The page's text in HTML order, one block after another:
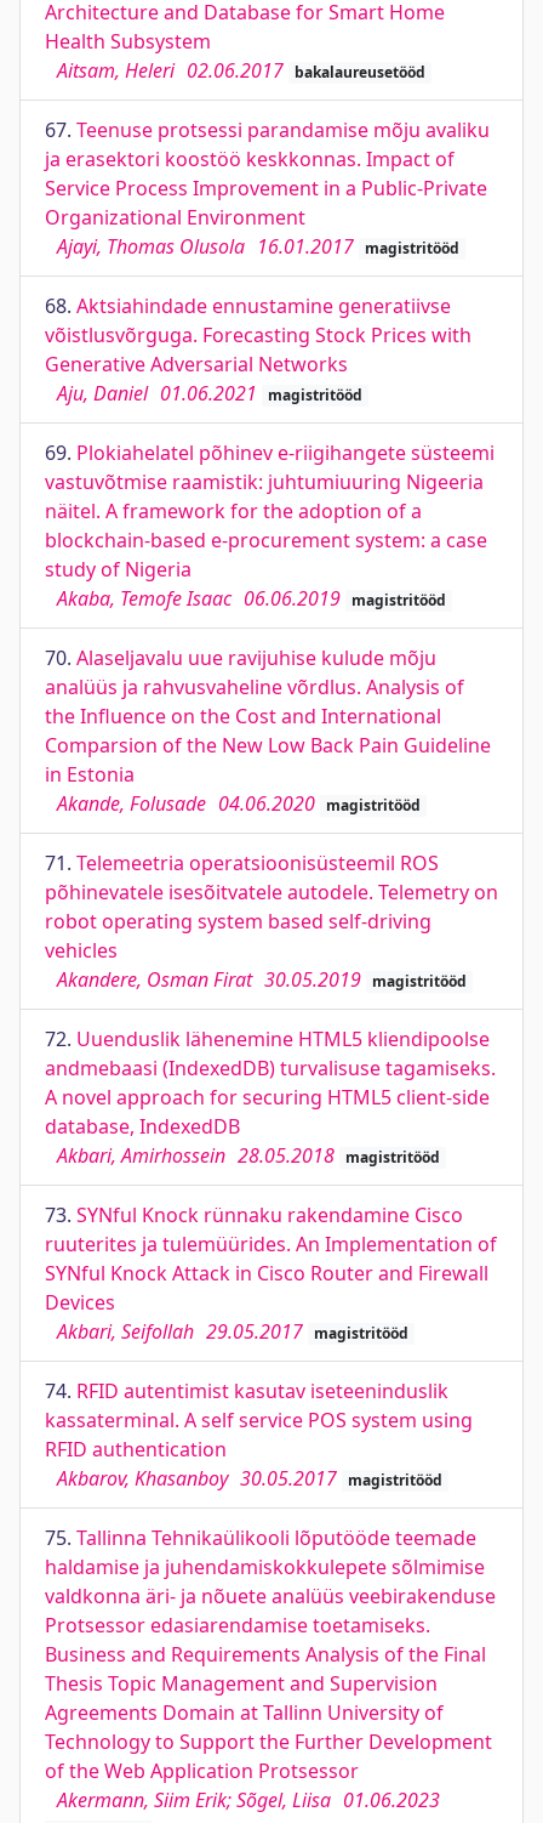
Architecture and Database for Smart Home
Health Subsystem
Aitsam, Heleri 02.06.2017 bakalaureusetööd
67. Teenuse protsessi parandamise mõju avaliku
ja erasektori koostöö keskkonnas. Impact of
Service Process Improvement in a Public-Private
Organizational Environment
Ajayi, Thomas Olusola 16.01.2017 magistritööd
68. Aktsiahindade ennustamine generatiivse
võistlusvõrguga. Forecasting Stock Prices with
Generative Adversarial Networks
Aju, Daniel 01.06.2021 magistritööd
69. Plokiahelatel põhinev e-riigihangete süsteemi
vastuvõtmise raamistik: juhtumiuuring Nigeeria
näitel. A framework for the adoption of a
blockchain-based e-procurement system: a case
study of Nigeria
Akaba, Temofe Isaac 06.06.2019 magistritööd
70. Alaseljavalu uue ravijuhise kulude mõju
analüüs ja rahvusvaheline võrdlus. Analysis of
the Influence on the Cost and International
Comparsion of the New Low Back Pain Guideline
in Estonia
Akande, Folusade 04.06.2020 magistritööd
71. Telemeetria operatsioonisüsteemil ROS
põhinevatele isesõitvatele autodele. Telemetry on
robot operating system based self-driving
vehicles
Akandere, Osman Firat 30.05.2019 magistritööd
72. Uuenduslik lähenemine HTML5 kliendipoolse
andmebaasi (IndexedDB) turvalisuse tagamiseks.
A novel approach for securing HTML5 client-side
database, IndexedDB
Akbari, Amirhossein 28.05.2018 magistritööd
73. SYNful Knock rünnaku rakendamine Cisco
ruuterites ja tulemüürides. An Implementation of
SYNful Knock Attack in Cisco Router and Firewall
Devices
Akbari, Seifollah 29.05.2017 magistritööd
74. RFID autentimist kasutav iseteeninduslik
kassaterminal. A self service POS system using
RFID authentication
Akbarov, Khasanboy 30.05.2017 magistritööd
75. Tallinna Tehnikaülikooli lõputööde teemade
haldamise ja juhendamiskokkulepete sõlmimise
valdkonna äri- ja nõuete analüüs veebirakenduse
Protsessor edasiarendamise toetamiseks.
Business and Requirements Analysis of the Final
Thesis Topic Management and Supervision
Agreements Domain at Tallinn University of
Technology to Support the Further Development
of the Web Application Protsessor
Akermann, Siim Erik; Sõgel, Liisa 01.06.2023